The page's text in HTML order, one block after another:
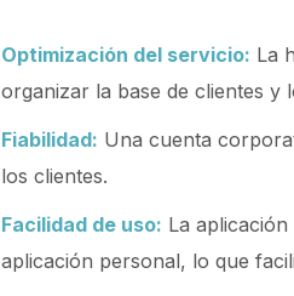
Optimización del servicio: La
organizar la base de clientes y
Fiabilidad: Una cuenta
los clientes.
Facilidad de uso: La
aplicación personal, lo que